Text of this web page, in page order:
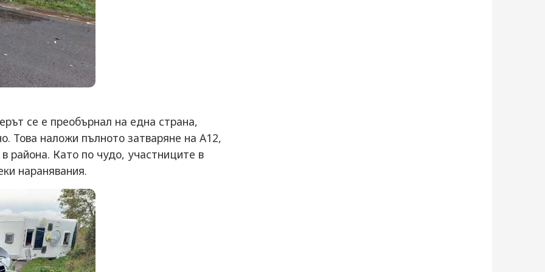
се е преобърнал на една страна,
Това наложи пълното затваряне на A12,
района. Като по чудо, участниците в
наранявания.